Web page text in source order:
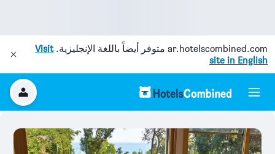
ar.hotelscombined.com متوفر أيضاً باللغة الإنجليزية.Visit
site in English